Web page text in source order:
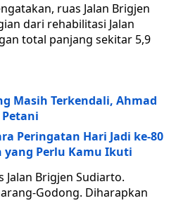
ruas Jalan Brigjen
dari rehabilitasi Jalan
total panjang sekitar 5,9
Masih Terkendali, Ahmad
Peringatan Hari Jadi ke-80
yang Perlu Kamu Ikuti
Jalan Brigjen Sudiarto.
Godong. Diharapkan